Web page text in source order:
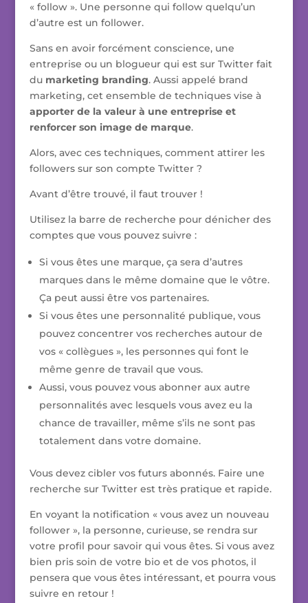
« follow ». Une personne qui follow quelqu’un
d’autre est un follower.
Sans en avoir forcément conscience, une
entreprise ou un blogueur qui est sur Twitter fait
du marketing branding. Aussi appelé brand
marketing, cet ensemble de techniques vise à
apporter de la valeur à une entreprise et
renforcer son image de marque.
Alors, avec ces techniques, comment attirer les
followers sur son compte Twitter ?
Avant d’être trouvé, il faut trouver !
Utilisez la barre de recherche pour dénicher des
comptes que vous pouvez suivre :
Si vous êtes une marque, ça sera d’autres
marques dans le même domaine que le vôtre.
Ça peut aussi être vos partenaires.
Si vous êtes une personnalité publique, vous
pouvez concentrer vos recherches autour de
vos « collègues », les personnes qui font le
même genre de travail que vous.
Aussi, vous pouvez vous abonner aux autre
personnalités avec lesquels vous avez eu la
chance de travailler, même s’ils ne sont pas
totalement dans votre domaine.
Vous devez cibler vos futurs abonnés. Faire une
recherche sur Twitter est très pratique et rapide.
En voyant la notification « vous avez un nouveau
follower », la personne, curieuse, se rendra sur
votre profil pour savoir qui vous êtes. Si vous avez
bien pris soin de votre bio et de vos photos, il
pensera que vous êtes intéressant, et pourra vous
suivre en retour !